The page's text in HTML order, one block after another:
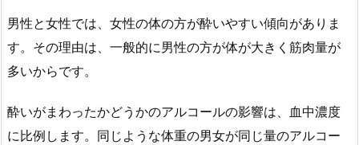
男性と女性では、女性の体の方が酔いやすい傾向がありま
す。その理由は、一般的に男性の方が体が大きく筋肉量が
多いからです。
酔いがまわったかどうかのアルコールの影響は、血中濃度
に比例します。同じような体重の男女が同じ量のアルコー